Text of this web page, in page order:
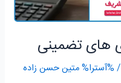
های تضمینی
/ %آسترا%متین حسن زاده